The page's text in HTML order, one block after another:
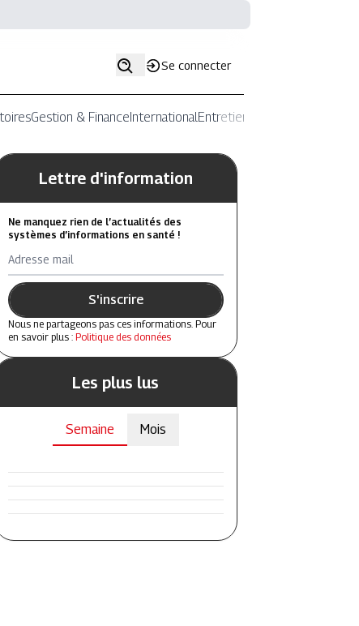
Se connecter
Gestion & FinanceInternationalEntretiens
Lettre d'information
Ne manquez rien de l’actualités des
systèmes d’informations en santé !
Adresse mail
S'inscrire
Nous ne partageons pas ces informations. Pour
en savoir plus : Politique des données
Les plus lus
Semaine Mois